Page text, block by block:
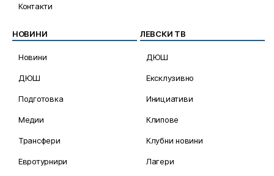
Контакти
НОВИНИ
Новини
ДЮШ
Подготовка
Медии
Трансфери
Евротурнири
ЛЕВСКИ ТВ
ДЮШ
Ексклузивно
Инициативи
Клипове
Клубни новини
Лагери